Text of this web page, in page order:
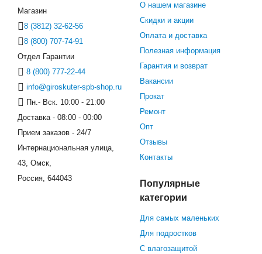
Магазин
8 (3812) 32-62-56
8 (800) 707-74-91
Отдел Гарантии
8 (800) 777-22-44
info@giroskuter-spb-shop.ru
Пн.- Вск. 10:00 - 21:00
Доставка - 08:00 - 00:00
Прием заказов - 24/7
Интернациональная улица,
43, Омск,
Россия, 644043
О нашем магазине
Скидки и акции
Оплата и доставка
Полезная информация
Гарантия и возврат
Вакансии
Прокат
Ремонт
Опт
Отзывы
Контакты
Популярные
категории
Для самых маленьких
Для подростков
С влагозащитой